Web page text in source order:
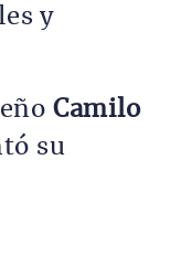
y
Camilo
su